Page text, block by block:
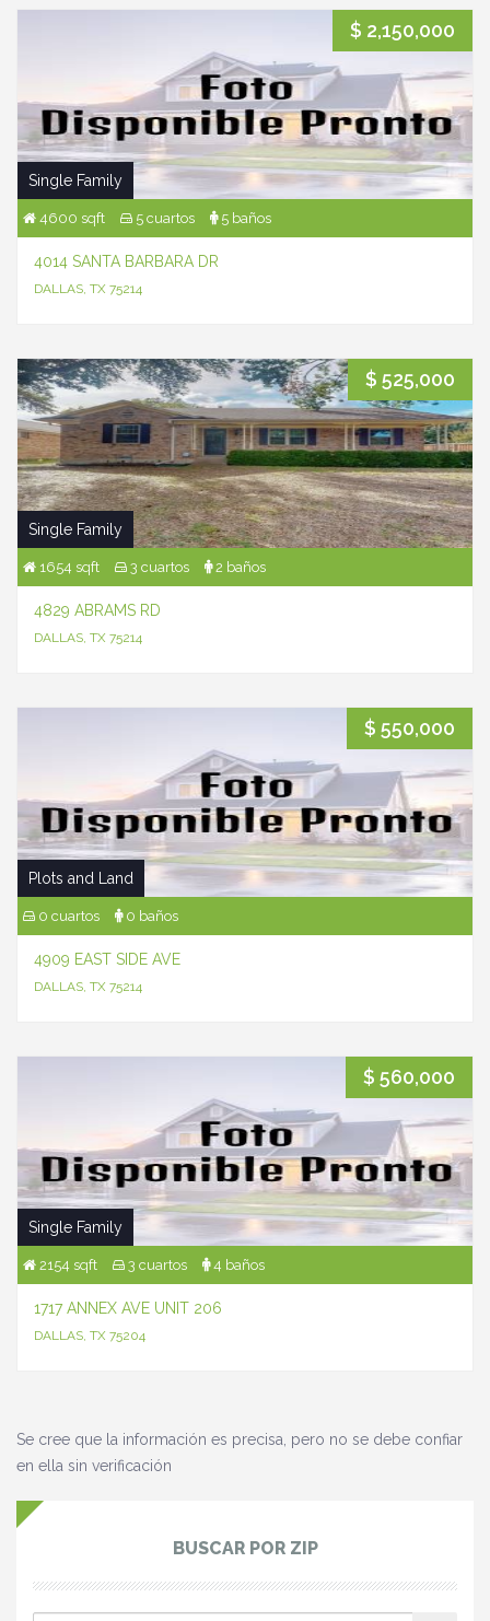
$ 2,150,000
Single Family
4600 sqft 5 cuartos 5 baños
4014 SANTA BARBARA DR
DALLAS, TX 75214
$ 525,000
Single Family
1654 sqft 3 cuartos 2 baños
4829 ABRAMS RD
DALLAS, TX 75214
$ 550,000
Plots and Land
0 cuartos 0 baños
4909 EAST SIDE AVE
DALLAS, TX 75214
$ 560,000
Single Family
2154 sqft 3 cuartos 4 baños
1717 ANNEX AVE UNIT 206
DALLAS, TX 75204
Se cree que la información es precisa, pero no se debe confiar
en ella sin verificación
BUSCAR POR ZIP